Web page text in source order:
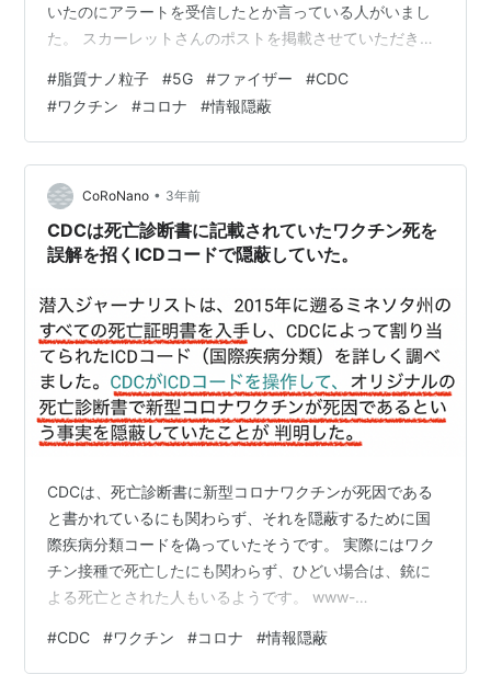
いたのにアラートを受信したとか言っている人がいまし
た。 スカーレットさんのポストを掲載させていただきま
トが鳴りました。やっぱりインテルの言う通り! チョット
緊張しました。 pic.twitter.com/CCgJAI069v — スカー
レット (@yukariATL) 2023年10月4日 Santa Surfingさん
のポストを掲載させていただきます。 sparklyroya…
#脂質ナノ粒子 #5G #ファイザー #CDC
#ワクチン #コロナ #情報隠蔽
CoRoNano • 3年前
CDCは死亡診断書に記載されていたワクチン死を
誤解を招くICDコードで隠蔽していた。
CDCは、死亡診断書に新型コロナワクチンが死因である
と書かれているにも関わらず、それを隠蔽するために国
際疾病分類コードを偽っていたそうです。 実際にはワク
チン接種で死亡したにも関わらず、ひどい場合は、銃に
よる死亡とされた人もいるようです。 www-
訳で自動翻訳しています。リンク先は日本語で表示され
ます。 （以下、上記記事より一部引用） （中略） （中
#CDC #ワクチン #コロナ #情報隠蔽